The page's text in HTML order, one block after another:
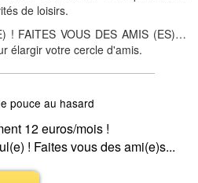
de loisirs.
! FAITES VOUS DES AMIS (ES)…
élargir votre cercle d'amis.
pouce au hasard
12 euros/mois !
! Faites vous des ami(e)s...